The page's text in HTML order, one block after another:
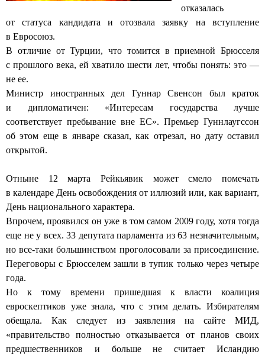
отказалась
от статуса кандидата и отозвала заявку на вступление
в Евросоюз.
В отличие от Турции, что томится в приемной Брюсселя
с прошлого века, ей хватило шести лет, чтобы понять: это —
не ее.
Министр иностранных дел Гуннар Свенсон был краток
и дипломатичен: «Интересам государства лучше
соответствует пребывание вне ЕС». Премьер Гуннлаугссон
об этом еще в январе сказал, как отрезал, но дату оставил
открытой.
Отныне 12 марта Рейкьявик может смело помечать
в календаре День освобождения от иллюзий или, как вариант,
День национального характера.
Впрочем, проявился он уже в том самом 2009 году, хотя тогда
еще не у всех. 33 депутата парламента из 63 незначительным,
но все-таки большинством проголосовали за присоединение.
Переговоры с Брюсселем зашли в тупик только через четыре
года.
Но к тому времени пришедшая к власти коалиция
евроскептиков уже знала, что с этим делать. Избирателям
обещала. Как следует из заявления на сайте МИД,
«правительство полностью отказывается от планов своих
предшественников и больше не считает Исландию